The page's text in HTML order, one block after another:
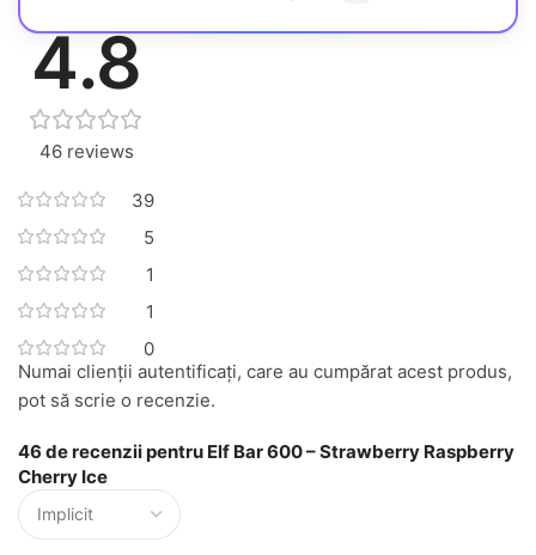
4.8
46 reviews
39
5
1
1
0
46 de recenzii pentru Elf Bar 600 – Strawberry Raspberry
Cherry Ice
Numai clienții autentificați, care au cumpărat acest produs,
pot să scrie o recenzie.